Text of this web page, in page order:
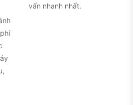
và màn OLED 6.7 inch,
iPhone 12 Pro Max cũ
thường gặp
vấn nhanh nhất.